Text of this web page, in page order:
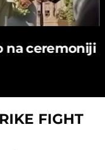
na ceremoniji
FIGHT